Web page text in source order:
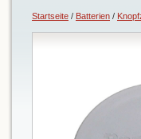
Startseite / Batterien /